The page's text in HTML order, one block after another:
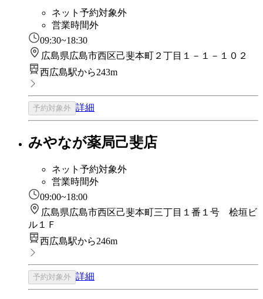
ネット予約対象外
営業時間外
09:30~18:30
広島県広島市西区己斐本町２丁目１－１－１０２
西広島駅から243m
予約対象外 詳細
みやなが薬局己斐店
ネット予約対象外
営業時間外
09:00~18:00
広島県広島市西区己斐本町三丁目１番１号 桧垣ビ
ル１Ｆ
西広島駅から246m
予約対象外 詳細